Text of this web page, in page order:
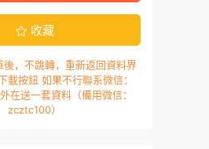
收藏
後，不跳轉，重新返回資料界
載按鈕 如果不行聯系微信：
在送一套資料（備用微信：
zcztc100）